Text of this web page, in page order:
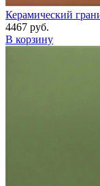
Керамический
4467 руб.
В корзину